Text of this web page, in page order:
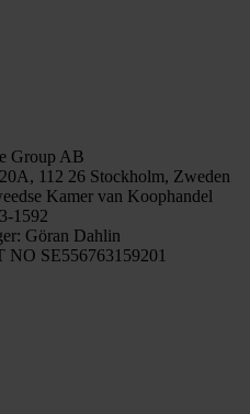
Group AB
112 26 Stockholm, Zweden
Kamer van Koophandel
1592
Göran Dahlin
NO SE556763159201